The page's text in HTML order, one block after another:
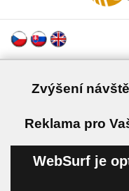
Zvýšení
Reklama pro
WebSurf je